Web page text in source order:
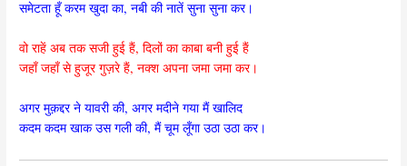
समेटता हूँ करम खुदा का, नबी की नातें सुना सुना कर।
वो राहें अब तक सजी हुई हैं, दिलों का काबा बनी हुई हैं
जहाँ जहाँ से हुजूर गुज़रे हैं, नक्श अपना जमा जमा कर।
अगर मुक़द्दर ने यावरी की, अगर मदीने गया मैं खालिद
कदम कदम खाक उस गली की, मैं चूम लूँगा उठा उठा कर।